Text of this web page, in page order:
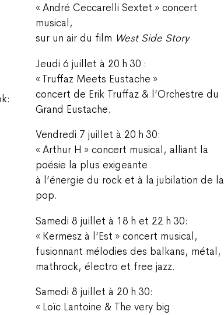
« André Ceccarelli Sextet » concert
musical,
sur un air du film West Side Story
Jeudi 6 juillet à 20 h 30 :
« Truffaz Meets Eustache »
concert de Erik Truffaz & l’Orchestre du
Grand Eustache.
Vendredi 7 juillet à 20 h 30:
« Arthur H » concert musical, alliant la
poésie la plus exigeante
à l’énergie du rock et à la jubilation de la
pop.
Samedi 8 juillet à 18 h et 22 h 30:
« Kermesz à l’Est » concert musical,
fusionnant mélodies des balkans, métal,
mathrock, électro et free jazz.
Samedi 8 juillet à 20 h 30:
« Loïc Lantoine & The very big